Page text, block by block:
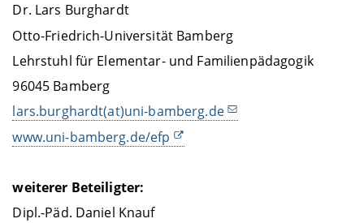
Dr. Lars Burghardt
Otto-Friedrich-Universität Bamberg
Lehrstuhl für Elementar- und Familienpädagogik
96045 Bamberg
lars.burghardt(at)uni-bamberg.de
www.uni-bamberg.de/efp
weiterer Beteiligter:
Dipl.-Päd. Daniel Knauf